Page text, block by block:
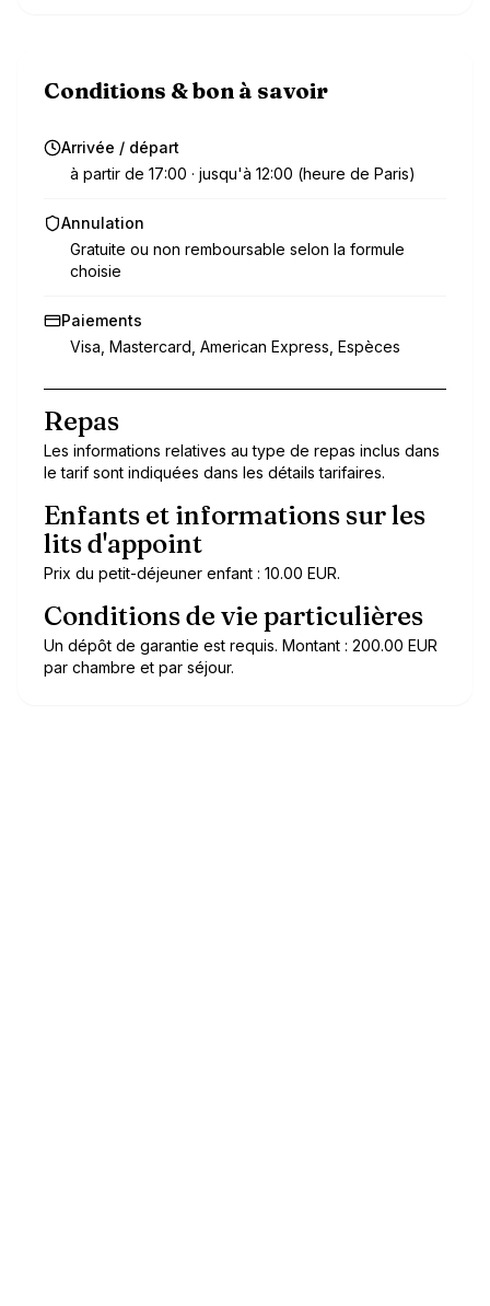
Conditions & bon à savoir
Arrivée / départ
à partir de 17:00 · jusqu'à 12:00 (heure de Paris)
Annulation
Gratuite ou non remboursable selon la formule
choisie
Paiements
Visa, Mastercard, American Express, Espèces
Repas
Les informations relatives au type de repas inclus dans
le tarif sont indiquées dans les détails tarifaires.
Enfants et informations sur les
lits d'appoint
Prix du petit-déjeuner enfant : 10.00 EUR.
Conditions de vie particulières
Un dépôt de garantie est requis. Montant : 200.00 EUR
par chambre et par séjour.